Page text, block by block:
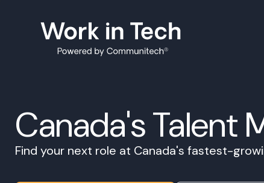
Canada's Talent
Find your next role at Canada's fastest-